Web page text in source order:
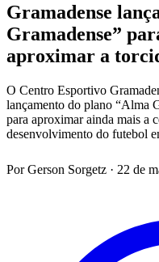
Gramadense
Gramadense”
aproximar a
O Centro Esportivo
lançamento do plano “Alma
para aproximar ainda mais a
desenvolvimento do futebol
PorGerson Sorgetz · 22 de